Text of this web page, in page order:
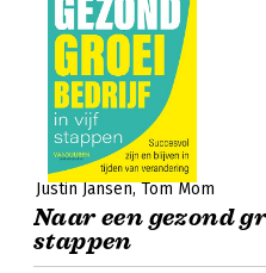
Justin Jansen Tom Mom
Naar een gezond
stappen